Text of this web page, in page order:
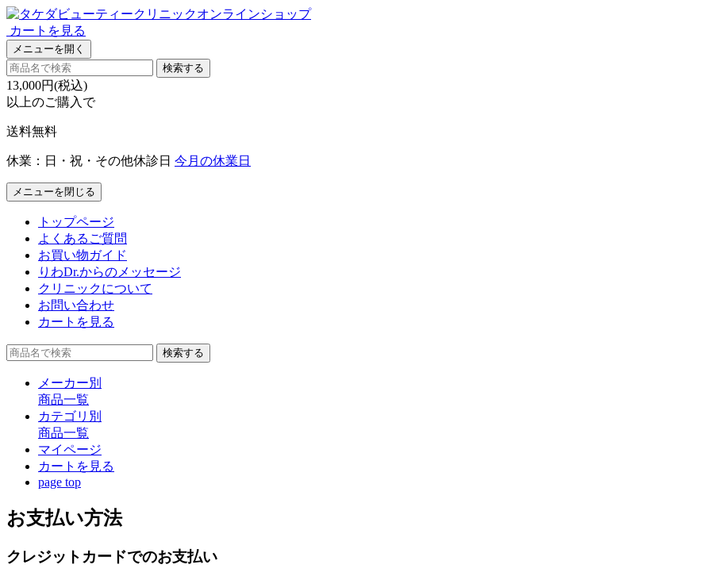
カートを見る
メニューを開く
検索する
13,000円(税込)
以上のご購入で
送料無料
休業：日・祝・その他休診日 今月の休業日
メニューを閉じる
トップページ
よくあるご質問
お買い物ガイド
りわDr.からのメッセージ
クリニックについて
お問い合わせ
カートを見る
検索する
メーカー別
商品一覧
カテゴリ別
商品一覧
マイページ
カート を見る
page top
お支払い方法
クレジットカードでのお支払い